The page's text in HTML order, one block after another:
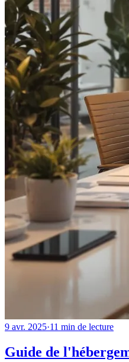
9 avr. 2025·11 min de lecture
Guide de